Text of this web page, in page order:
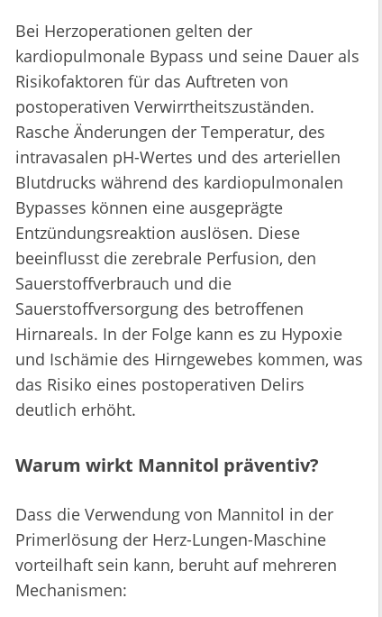
Bei Herzoperationen gelten der
kardiopulmonale Bypass und seine Dauer als
Risikofaktoren für das Auftreten von
postoperativen Verwirrtheitszuständen.
Rasche Änderungen der Temperatur, des
intravasalen pH-Wertes und des arteriellen
Blutdrucks während des kardiopulmonalen
Bypasses können eine ausgeprägte
Entzündungsreaktion auslösen. Diese
beeinflusst die zerebrale Perfusion, den
Sauerstoffverbrauch und die
Sauerstoffversorgung des betroffenen
Hirnareals. In der Folge kann es zu Hypoxie
und Ischämie des Hirngewebes kommen, was
das Risiko eines postoperativen Delirs
deutlich erhöht.
Warum wirkt Mannitol präventiv?
Dass die Verwendung von Mannitol in der
Primerlösung der Herz-Lungen-Maschine
vorteilhaft sein kann, beruht auf mehreren
Mechanismen: